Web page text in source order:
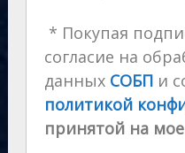
* Покупая
согласие на
данных СОБП и
политикой
принятой на